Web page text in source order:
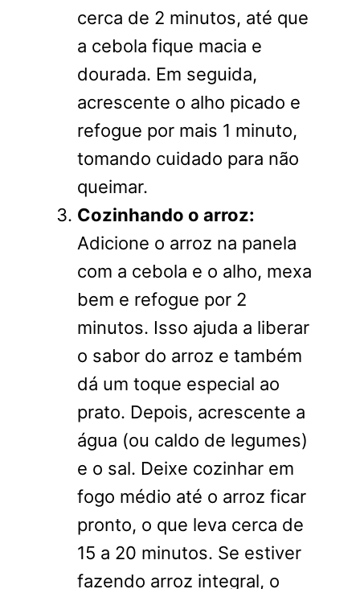
cerca de 2 minutos, até que
a cebola fique macia e
dourada. Em seguida,
acrescente o alho picado e
refogue por mais 1 minuto,
tomando cuidado para não
queimar.
Cozinhando o arroz:
Adicione o arroz na panela
com a cebola e o alho, mexa
bem e refogue por 2
minutos. Isso ajuda a liberar
o sabor do arroz e também
dá um toque especial ao
prato. Depois, acrescente a
água (ou caldo de legumes)
e o sal. Deixe cozinhar em
fogo médio até o arroz ficar
pronto, o que leva cerca de
15 a 20 minutos. Se estiver
fazendo arroz integral, o